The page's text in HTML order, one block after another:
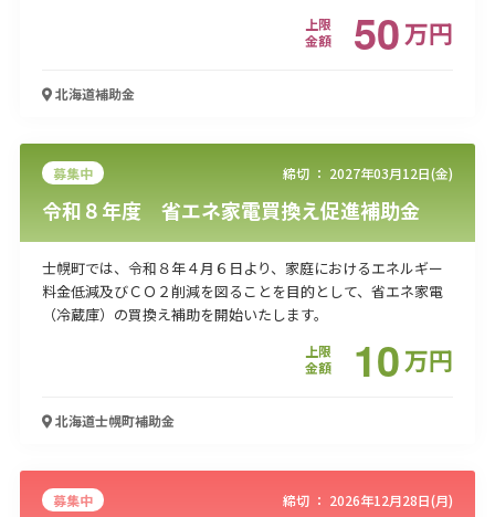
上限
金額
50万円
北海道補助金
募集中 締切 ： 2027年03月12日(金)
令和８年度 省エネ家電買換え促進補助金
士幌町では、令和８年４月６日より、家庭におけるエネルギー
料金低減及びＣＯ２削減を図ることを目的として、省エネ家電
（冷蔵庫）の買換え補助を開始いたします。
上限
金額
10万円
北海道士幌町補助金
募集中 締切 ： 2026年12月28日(月)